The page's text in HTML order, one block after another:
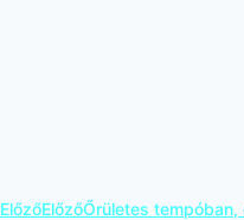
ElőzőElőzőŐrületes